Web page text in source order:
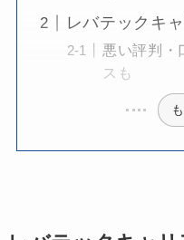
レバテックキ
悪い評判・
スも